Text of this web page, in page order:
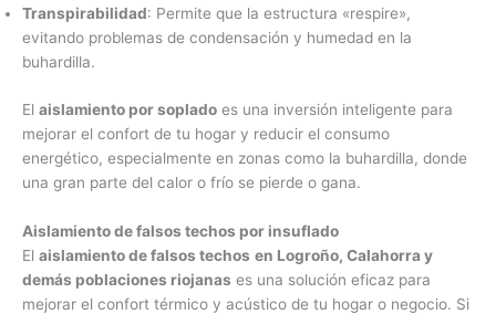
Transpirabilidad: Permite que la estructura «respire»,
evitando problemas de condensación y humedad en la
buhardilla.
El aislamiento por soplado es una inversión inteligente para
mejorar el confort de tu hogar y reducir el consumo
energético, especialmente en zonas como la buhardilla, donde
una gran parte del calor o frío se pierde o gana.
Aislamiento de falsos techos por insuflado
El aislamiento de falsos techos en Logroño, Calahorra y
demás poblaciones riojanas es una solución eficaz para
mejorar el confort térmico y acústico de tu hogar o negocio. Si